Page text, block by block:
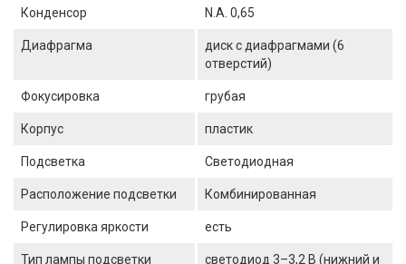
Конденсор N.A. 0,65
Диафрагма
диск с диафрагмами (6
отверстий)
Фокусировка грубая
Корпус пластик
Подсветка Светодиодная
Расположение подсветки Комбинированная
Регулировка яркости есть
Тип лампы подсветки
светодиод 3–3,2 В (нижний и